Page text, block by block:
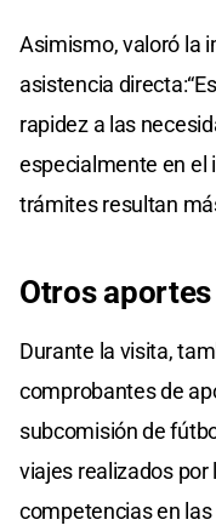
Asimismo, valoró la
asistencia
rapidez a las
especialmente en el
trámites resultan
Otros
Durante la visita,
comprobantes de
subcomisión de
viajes realizados por
competencias en las